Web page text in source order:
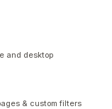
and desktop
& custom filters